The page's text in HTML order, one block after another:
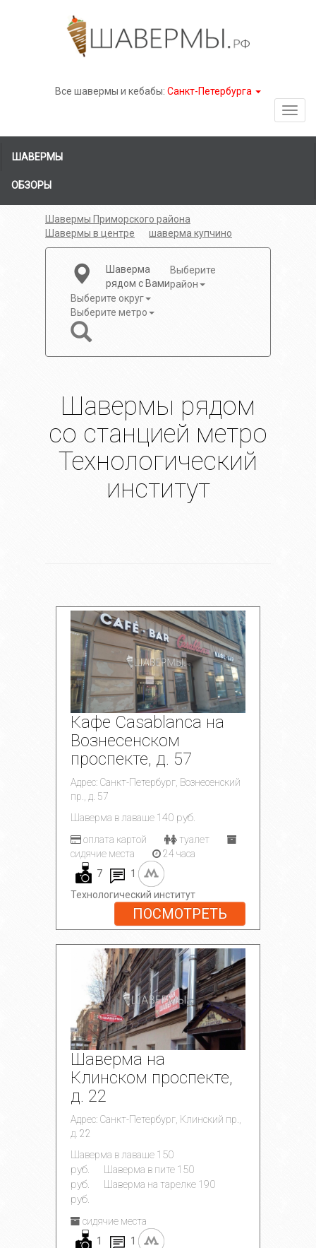
Все шавермы и кебабы: Санкт-Петербурга
ШАВЕРМЫ
ОБЗОРЫ
Шавермы Приморского района
Шавермы в центре
шаверма купчино
Шаверма
рядом с Вами
Выберите
район
Выберите округ
Выберите метро
Шавермы рядом
со станцией метро
Технологический
институт
Кафе Casablanca на
Вознесенском
проспекте, д. 57
Адрес: Санкт-Петербург, Вознесенский
пр., д. 57
Шаверма в лаваше 140 руб.
оплата картой
туалет
сидячие места
24 часа
7
1
Технологический институт
ПОСМОТРЕТЬ
Шаверма на
Клинском проспекте,
д. 22
Адрес: Санкт-Петербург, Клинский пр.,
д. 22
Шаверма в лаваше 150
руб.
Шаверма в пите 150
руб.
Шаверма на тарелке 190
руб.
сидячие места
1
1